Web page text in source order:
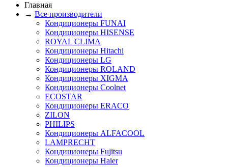
Главная
→ Все производители
Кондиционеры FUNAI
Кондиционеры HISENSE
ROYAL CLIMA
Кондиционеры Hitachi
Кондиционеры LG
Кондиционеры ROLAND
Кондиционеры XIGMA
Кондиционеры Coolnet
ECOSTAR
Кондиционеры ERACO
ZILON
PHILIPS
Кондиционеры ALFACOOL
LAMPRECHT
Кондиционеры Fujitsu
Кондиционеры Haier